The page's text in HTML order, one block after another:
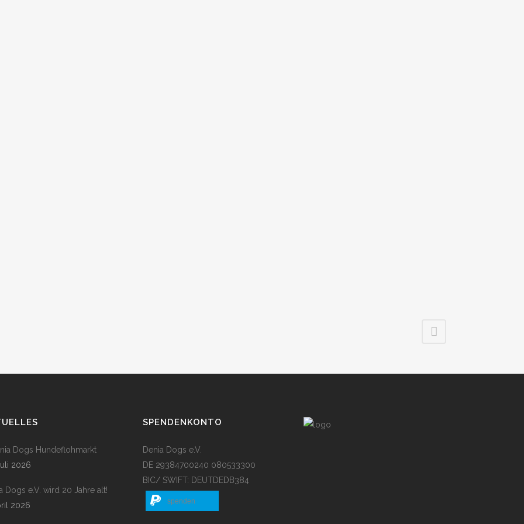
Dogs Hundeflohmarkt
2026
Dogs e.V. wird 20 Jahre alt!
2026
SPENDENKONTO
Denia Dogs e.V.
DE 29384700240 080533300
BIC/ SWIFT: DEUTDEDB384
spenden